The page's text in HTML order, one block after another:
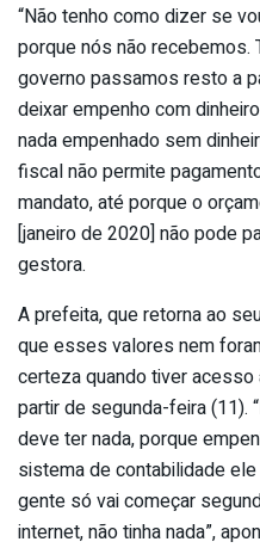
“Não tenho como dizer se
porque nós não
governo passamos resto a
deixar empenho com
nada empenhado sem
fiscal não permite
mandato, até porque o
[janeiro de 2020] não pode
gestora.
A prefeita, que retorna ao
que esses valores nem
certeza quando tiver
partir de segunda-feira (11).
deve ter nada, porque
sistema de contabilidade
gente só vai começar
internet, não tinha nada”,